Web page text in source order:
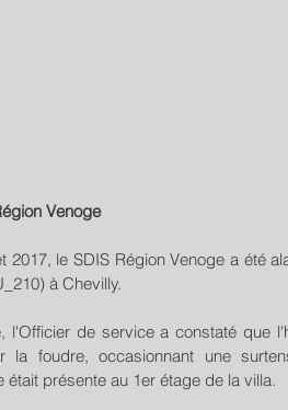
Venoge
2017, le SDIS Région Venoge a été
à Chevilly.
l'Officier de service a constaté que
la foudre, occasionnant une
était présente au 1er étage de la villa.